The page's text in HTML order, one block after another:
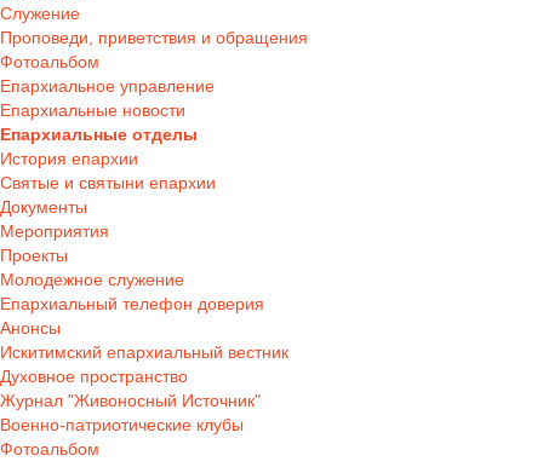
Служение
Проповеди, приветствия и обращения
Фотоальбом
Епархиальное управление
Епархиальные новости
Епархиальные отделы
История епархии
Святые и святыни епархии
Документы
Мероприятия
Проекты
Молодежное служение
Епархиальный телефон доверия
Анонсы
Искитимский епархиальный вестник
Духовное пространство
Журнал "Живоносный Источник"
Военно-патриотические клубы
Фотоальбом